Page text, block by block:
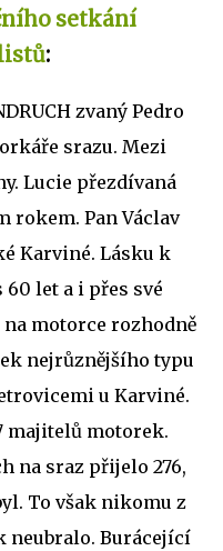
setkání
:
zvaný Pedro
srazu. Mezi
Lucie přezdívaná
rokem. Pan Václav
Karviné. Lásku k
let a i přes své
motorce rozhodně
nejrůznějšího typu
u Karviné.
majitelů motorek.
na sraz přijelo 276,
To však nikomu z
neubralo. Burácející